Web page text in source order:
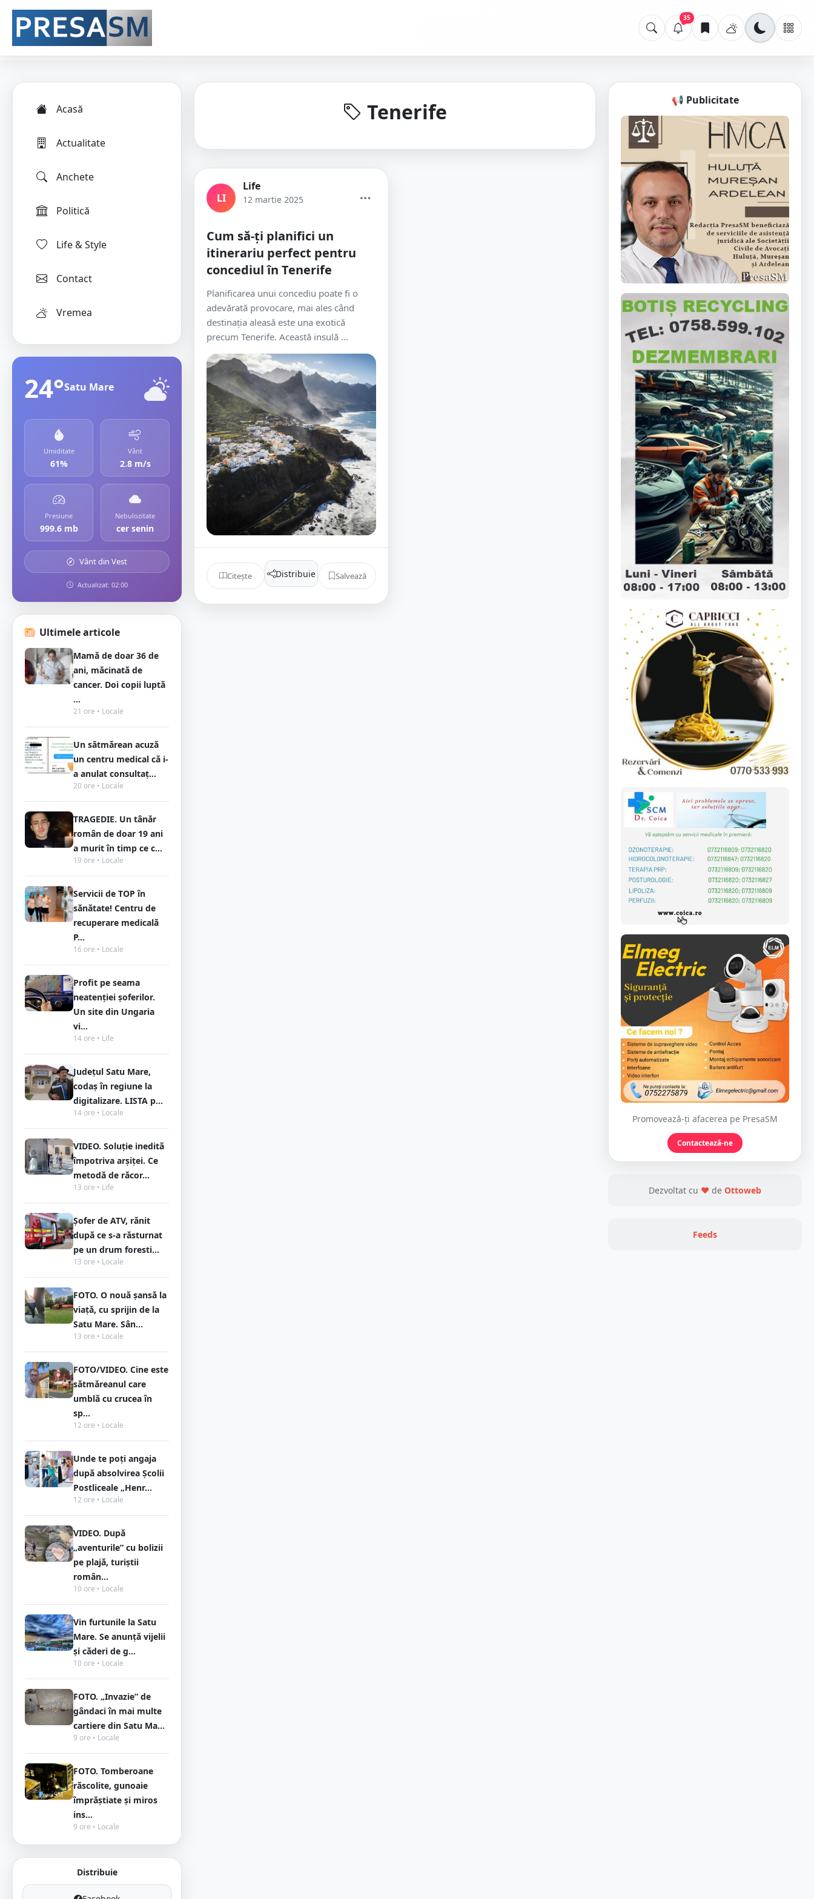
35
Acasă
Actualitate
Anchete
Politică
Life & Style
Contact
Vremea
24°Satu Mare
Umiditate
61%
Vânt
2.8 m/s
Presiune
999.6 mb
Nebulozitate
cer senin
Vânt din Vest
Actualizat: 02:00
Ultimele articole
Mamă de doar 36 de
ani, măcinată de
cancer. Doi copii luptă
...
21 ore • Locale
Un sătmărean acuză
un centru medical că i-
a anulat consultaț...
20 ore • Locale
TRAGEDIE. Un tânăr
român de doar 19 ani
a murit în timp ce c...
19 ore • Locale
Servicii de TOP în
sănătate! Centru de
recuperare medicală
P...
16 ore • Locale
Profit pe seama
neatenției șoferilor.
Un site din Ungaria
vi...
14 ore • Life
Județul Satu Mare,
codaș în regiune la
digitalizare. LISTA p...
14 ore • Locale
VIDEO. Soluție inedită
împotriva arșiței. Ce
metodă de răcor...
13 ore • Life
Șofer de ATV, rănit
după ce s-a răsturnat
pe un drum foresti...
13 ore • Locale
FOTO. O nouă șansă la
viață, cu sprijin de la
Satu Mare. Sân...
13 ore • Locale
FOTO/VIDEO. Cine este
sătmăreanul care
umblă cu crucea în
sp...
12 ore • Locale
Unde te poți angaja
după absolvirea Școlii
Postliceale „Henr...
12 ore • Locale
VIDEO. După
„aventurile” cu bolizii
pe plajă, turiștii
român...
10 ore • Locale
Vin furtunile la Satu
Mare. Se anunță vijelii
și căderi de g...
10 ore • Locale
FOTO. „Invazie” de
gândaci în mai multe
cartiere din Satu Ma...
9 ore • Locale
FOTO. Tomberoane
răscolite, gunoaie
împrăștiate și miros
ins...
9 ore • Locale
Distribuie
Tenerife
LI
Life
12 martie 2025
Cum să-ți planifici un
itinerariu perfect pentru
concediul în Tenerife
Planificarea unui concediu poate fi o
adevărată provocare, mai ales când
destinația aleasă este una exotică
precum Tenerife. Această insulă ...
Citește Distribuie Salvează
📢 Publicitate
Promovează-ți afacerea pe PresaSM
Contactează-ne
Dezvoltat cu ❤ de Ottoweb
Feeds